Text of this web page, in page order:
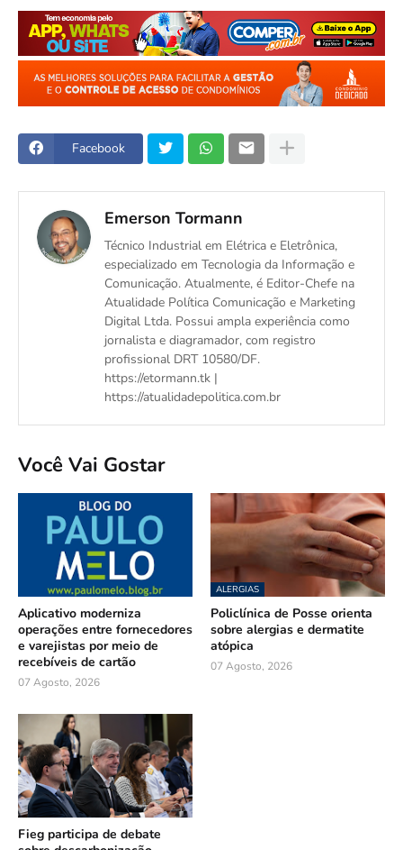
Facebook
Emerson Tormann
Técnico Industrial em Elétrica e Eletrônica,
especializado em Tecnologia da Informação e
Comunicação. Atualmente, é Editor-Chefe na
Atualidade Política Comunicação e Marketing
Digital Ltda. Possui ampla experiência como
jornalista e diagramador, com registro
profissional DRT 10580/DF.
https://etormann.tk |
https://atualidadepolitica.com.br
Você Vai Gostar
Aplicativo moderniza
operações entre fornecedores
e varejistas por meio de
recebíveis de cartão
07 Agosto, 2026
ALERGIAS
Policlínica de Posse orienta
sobre alergias e dermatite
atópica
07 Agosto, 2026
Fieg participa de debate